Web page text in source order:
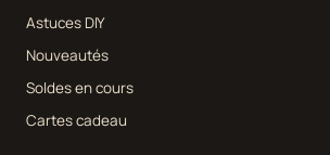
Astuces DIY
Nouveautés
Soldes en cours
Cartes cadeau